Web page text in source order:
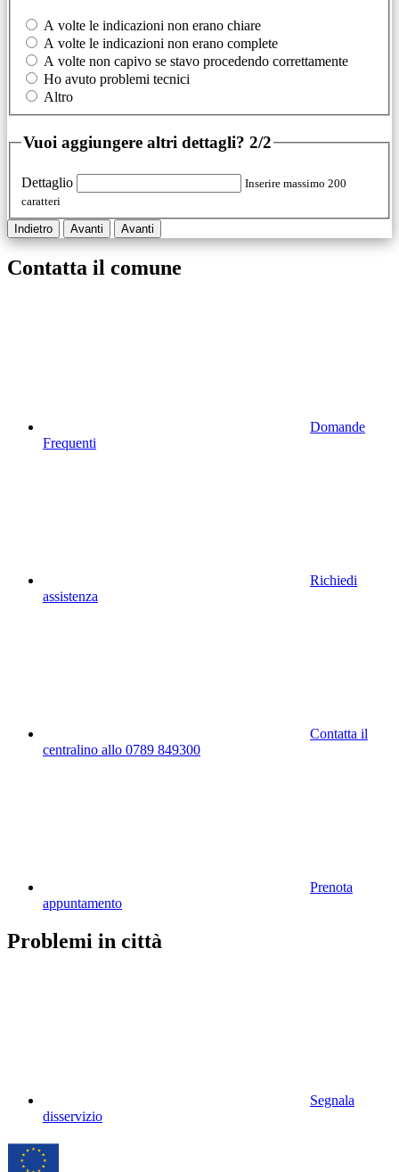
A volte le indicazioni non erano chiare
A volte le indicazioni non erano complete
A volte non capivo se stavo procedendo correttamente
Ho avuto problemi tecnici
Altro
Vuoi aggiungere altri dettagli? 2/2
Dettaglio
Inserire massimo 200
caratteri
Indietro Avanti Avanti
Contatta il comune
Domande
Frequenti
Richiedi
assistenza
Contatta il
centralino allo 0789 849300
Prenota
appuntamento
Problemi in città
Segnala
disservizio